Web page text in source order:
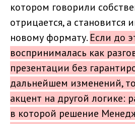
котором говорили
отрицается, а становится
новому формату. Если до
воспринималась как
презентации без
дальнейшем изменений,
акцент на другой логике:
в которой решение